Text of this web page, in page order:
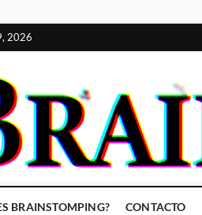
2026
BRAINSTOMPING? CONTACTO